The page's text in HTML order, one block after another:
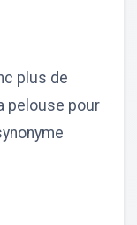
plus de
pelouse pour